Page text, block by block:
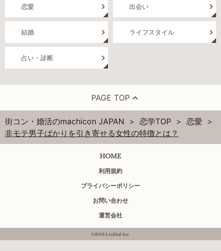
恋愛 出会い
結婚 ライフスタイル
占い・診断
PAGE TOP
街コン・婚活のmachicon JAPAN 恋学TOP
恋愛
非モテ男子ばかりを引き寄せる女性の特徴とは？
HOME
利用規約
プライバシーポリシー
お問い合わせ
運営会社
©2013 Linkbal Inc.